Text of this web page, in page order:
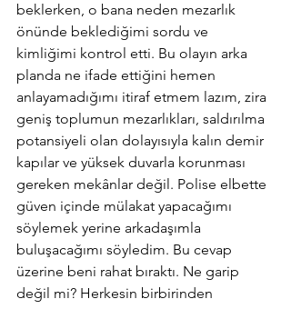
beklerken, o bana neden mezarlık
önünde beklediğimi sordu ve
kimliğimi kontrol etti. Bu olayın arka
planda ne ifade ettiğini hemen
anlayamadığımı itiraf etmem lazım, zira
geniş toplumun mezarlıkları, saldırılma
potansiyeli olan dolayısıyla kalın demir
kapılar ve yüksek duvarla korunması
gereken mekânlar değil. Polise elbette
güven içinde mülakat yapacağımı
söylemek yerine arkadaşımla
buluşacağımı söyledim. Bu cevap
üzerine beni rahat bıraktı. Ne garip
değil mi? Herkesin birbirinden